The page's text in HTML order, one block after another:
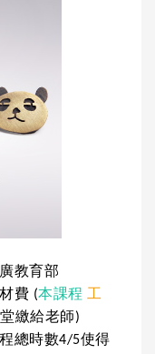
教育部
費 (本課程 工
繳給老師)
總時數4/5使得